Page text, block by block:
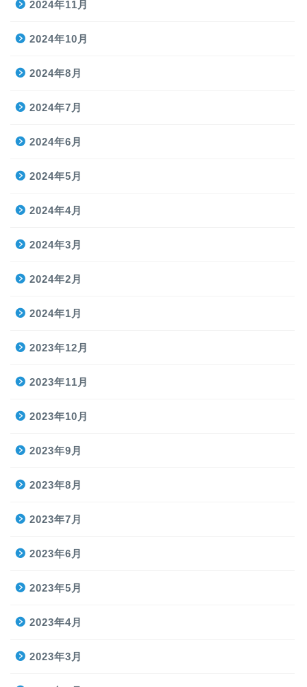
2024年11月
2024年10月
2024年8月
2024年7月
2024年6月
2024年5月
2024年4月
2024年3月
2024年2月
2024年1月
2023年12月
2023年11月
2023年10月
2023年9月
2023年8月
2023年7月
2023年6月
2023年5月
2023年4月
2023年3月